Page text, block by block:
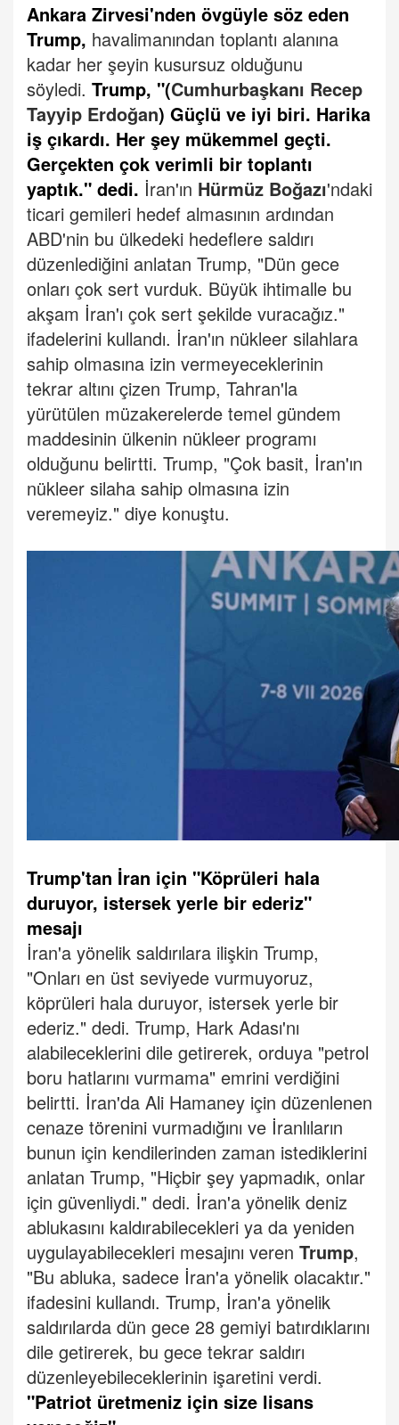
Ankara Zirvesi'nden övgüyle söz eden
Trump, havalimanından toplantı alanına
kadar her şeyin kusursuz olduğunu
söyledi. Trump, "(Cumhurbaşkanı Recep
Tayyip Erdoğan) Güçlü ve iyi biri. Harika
iş çıkardı. Her şey mükemmel geçti.
Gerçekten çok verimli bir toplantı
yaptık." dedi. İran'ın Hürmüz Boğazı'ndaki
ticari gemileri hedef almasının ardından
ABD'nin bu ülkedeki hedeflere saldırı
düzenlediğini anlatan Trump, "Dün gece
onları çok sert vurduk. Büyük ihtimalle bu
akşam İran'ı çok sert şekilde vuracağız."
ifadelerini kullandı. İran'ın nükleer silahlara
sahip olmasına izin vermeyeceklerinin
tekrar altını çizen Trump, Tahran'la
yürütülen müzakerelerde temel gündem
maddesinin ülkenin nükleer programı
olduğunu belirtti. Trump, "Çok basit, İran'ın
nükleer silaha sahip olmasına izin
veremeyiz." diye konuştu.
Trump'tan İran için "Köprüleri hala
duruyor, istersek yerle bir ederiz"
mesajı
İran'a yönelik saldırılara ilişkin Trump,
"Onları en üst seviyede vurmuyoruz,
köprüleri hala duruyor, istersek yerle bir
ederiz." dedi. Trump, Hark Adası'nı
alabileceklerini dile getirerek, orduya "petrol
boru hatlarını vurmama" emrini verdiğini
belirtti. İran'da Ali Hamaney için düzenlenen
cenaze törenini vurmadığını ve İranlıların
bunun için kendilerinden zaman istediklerini
anlatan Trump, "Hiçbir şey yapmadık, onlar
için güvenliydi." dedi. İran'a yönelik deniz
ablukasını kaldırabilecekleri ya da yeniden
uygulayabilecekleri mesajını veren Trump,
"Bu abluka, sadece İran'a yönelik olacaktır."
ifadesini kullandı. Trump, İran'a yönelik
saldırılarda dün gece 28 gemiyi batırdıklarını
dile getirerek, bu gece tekrar saldırı
düzenleyebileceklerinin işaretini verdi.
"Patriot üretmeniz için size lisans